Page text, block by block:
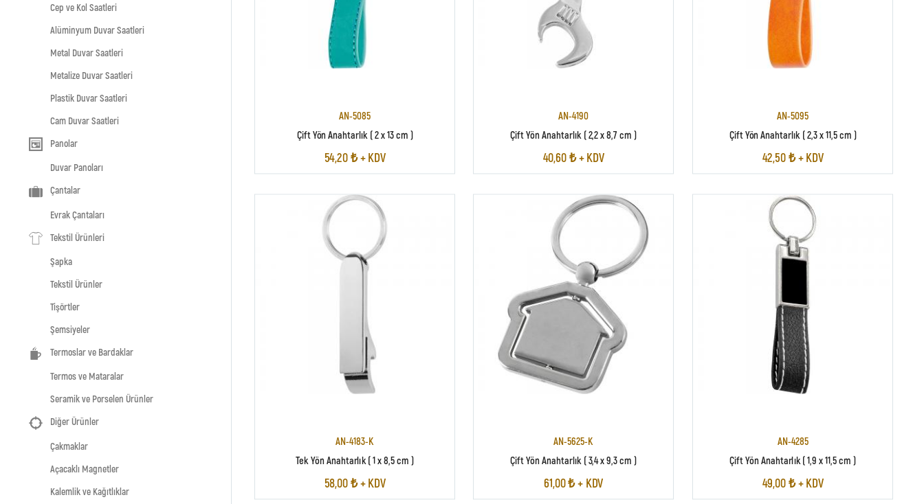
Cep ve Kol Saatleri
Alüminyum Duvar Saatleri
Metal Duvar Saatleri
Metalize Duvar Saatleri
Plastik Duvar Saatleri
Cam Duvar Saatleri
Panolar
Duvar Panoları
Çantalar
Evrak Çantaları
Tekstil Ürünleri
Şapka
Tekstil Ürünler
Tişörtler
Şemsiyeler
Termoslar ve Bardaklar
Termos ve Mataralar
Seramik ve Porselen Ürünler
Diğer Ürünler
Çakmaklar
Açacaklı Magnetler
Kalemlik ve Kağıtlıklar
AN-5085
Çift Yön Anahtarlık ( 2 x 13 cm )
54,20 ₺ + KDV
AN-4190
Çift Yön Anahtarlık ( 2,2 x 8,7 cm )
40,60 ₺ + KDV
AN-5095
Çift Yön Anahtarlık ( 2,3 x 11,5 cm )
42,50 ₺ + KDV
AN-4183-K
Tek Yön Anahtarlık ( 1 x 8,5 cm )
58,00 ₺ + KDV
AN-5625-K
Çift Yön Anahtarlık ( 3,4 x 9,3 cm )
61,00 ₺ + KDV
AN-4285
Çift Yön Anahtarlık ( 1,9 x 11,5 cm )
49,00 ₺ + KDV